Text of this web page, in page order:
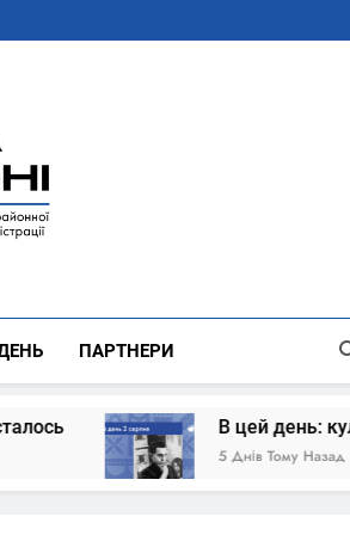
ПАРТНЕРИ
В цей день: культурні
5 Днів Тому Назад